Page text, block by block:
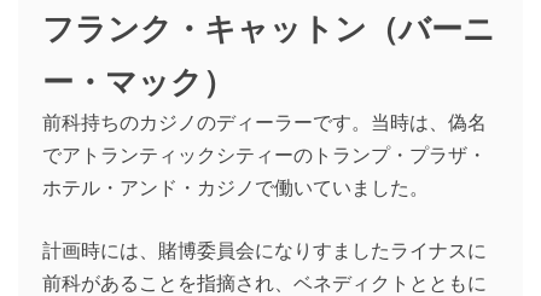
フランク・キャットン（バーニ
ー・マック）
前科持ちのカジノのディーラーです。当時は、偽名
でアトランティックシティーのトランプ・プラザ・
ホテル・アンド・カジノで働いていました。
計画時には、賭博委員会になりすましたライナスに
前科があることを指摘され、ベネディクトとともに